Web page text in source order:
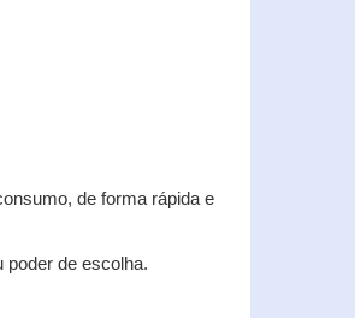
de forma rápida e
de escolha.